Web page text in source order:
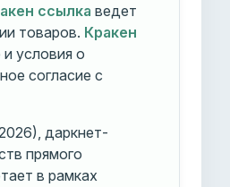
ссылка ведет
товаров. Кракен
условия о
согласие с
даркнет-
прямого
в рамках